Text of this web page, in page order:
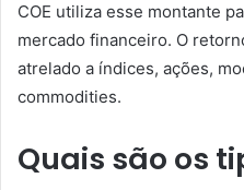
COE utiliza esse montante
mercado financeiro. O
atrelado a índices, ações,
commodities.
Quais são os